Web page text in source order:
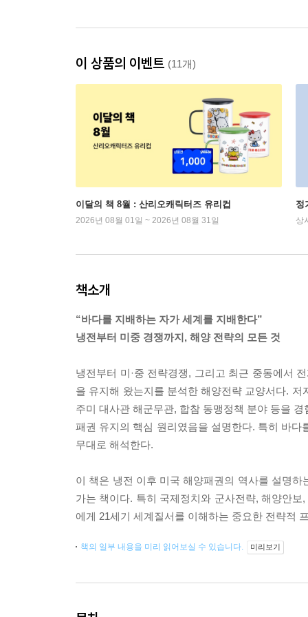
이 상품의 이벤트 (11개)
이달의 책 8월 : 산리오캐릭터즈 유리컵
2026년 08월 01일 ~ 2026년 08월 31일
정
상
책소개
“바다를 지배하는 자가 세계를 지배한다”
냉전부터 미중 경쟁까지, 해양 전략의 모든 것
냉전부터 미·중 전략경쟁, 그리고 최근 중동에서
을 유지해 왔는지를 분석한 해양전략 교양서다.
주미 대사관 해군무관, 합참 동맹정책 분야 등을
패권 유지의 핵심 원리였음을 설명한다. 특히 바다
무대로 해석한다.
이 책은 냉전 이후 미국 해양패권의 역사를 설명
가는 책이다. 특히 국제정치와 군사전략, 해양안
에게 21세기 세계질서를 이해하는 중요한 전략적
책의 일부 내용을 미리 읽어보실 수 있습니다. 미리보기